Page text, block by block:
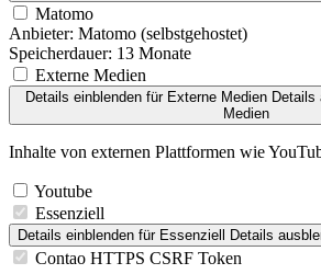
Matomo
Anbieter: Matomo (selbstgehostet)
Speicherdauer: 13 Monate
Externe Medien
Details einblenden für Externe Medien Details
Medien
Inhalte von externen Plattformen wie
Youtube
Essenziell
Details einblenden für Essenziell Details
Contao HTTPS CSRF Token